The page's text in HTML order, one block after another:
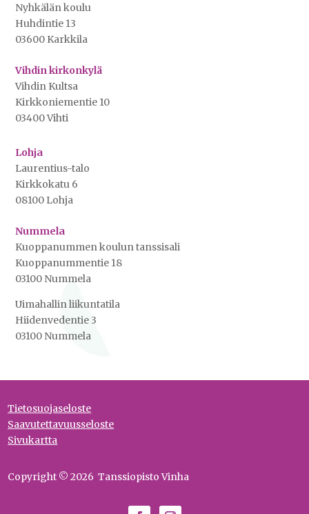
Nyhkälän koulu
Huhdintie 13
03600 Karkkila
Vihdin kirkonkylä
Vihdin Kultsa
Kirkkoniementie 10
03400 Vihti
Lohja
Laurentius-talo
Kirkkokatu 6
08100 Lohja
Nummela
Kuoppanummen koulun tanssisali
Kuoppanummentie 18
03100 Nummela
Uimahallin liikuntatila
Hiidenvedentie 3
03100 Nummela
Tietosuojaseloste
Saavutettavuusseloste
Sivukartta
Copyright © 2026 Tanssiopisto Vinha